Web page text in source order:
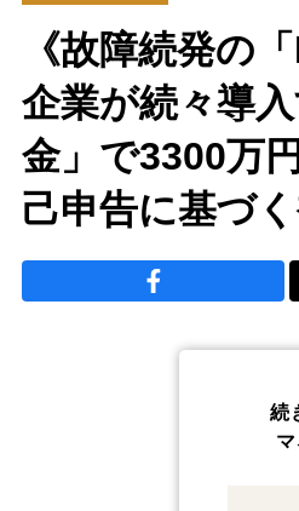
《故障続発の
企業が続々導
金」で3300万
己申告に基づ
続